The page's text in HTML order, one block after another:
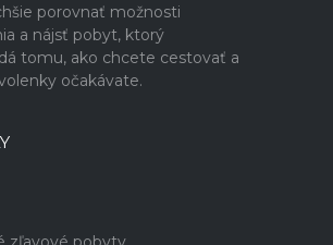
porovnať možnosti
a nájsť pobyt, ktorý
tomu, ako chcete cestovať a
očakávate.